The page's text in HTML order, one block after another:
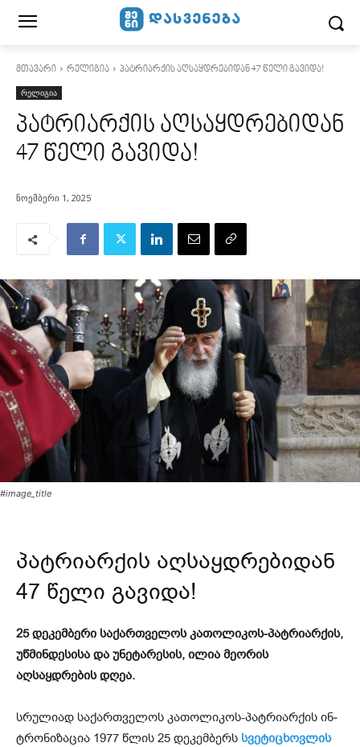
მთავარი რელიგია პატრიარქის აღსაყდრებიდან 47 წელი გავიდა!
რელიგია
პატრიარქის აღსაყდრებიდან
47 წელი გავიდა!
ნოემბერი 1, 2025
#image_title
პატრიარქის აღსაყდრებიდან
47 წელი გავიდა!
25 დეკემბერი საქართველოს კათოლიკოს-პატრიარქის,
უწმინდესისა და უნეტარესის, ილია მეორის
აღსაყდრების დღეა.
სრუ­ლი­ად სა­ქარ­თვე­ლოს კა­თო­ლი­კოს-პატ­რი­არ­ქის ინ­
ტრო­ნი­ზა­ცია 1977 წლის 25 დე­კემ­ბერს სვე­ტი­ცხოვ­ლის